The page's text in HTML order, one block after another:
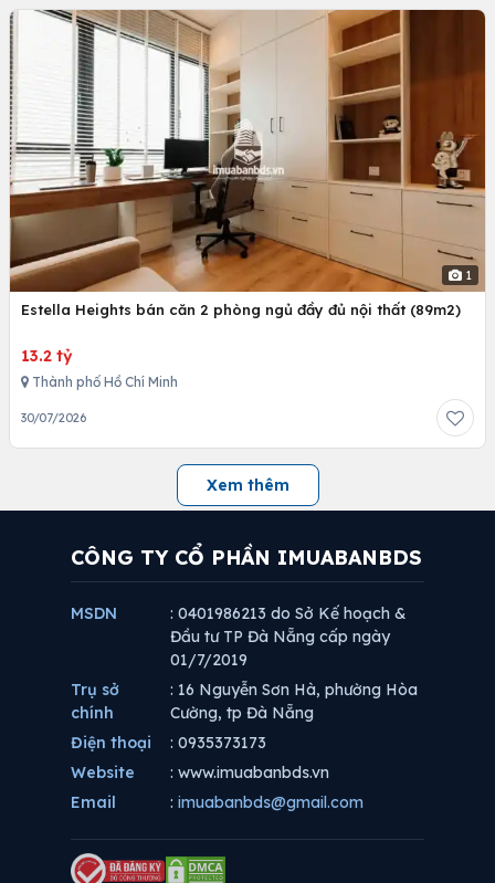
1
Estella Heights bán căn 2 phòng ngủ đầy đủ nội thất (89m2)
13.2 tỷ
Thành phố Hồ Chí Minh
30/07/2026
Xem thêm
CÔNG TY CỔ PHẦN IMUABANBDS
MSDN
: 0401986213 do Sở Kế hoạch &
Đầu tư TP Đà Nẵng cấp ngày
01/7/2019
Trụ sở
chính
: 16 Nguyễn Sơn Hà, phường Hòa
Cường, tp Đà Nẵng
Điện thoại
: 0935373173
Website
: www.imuabanbds.vn
Email
: imuabanbds@gmail.com